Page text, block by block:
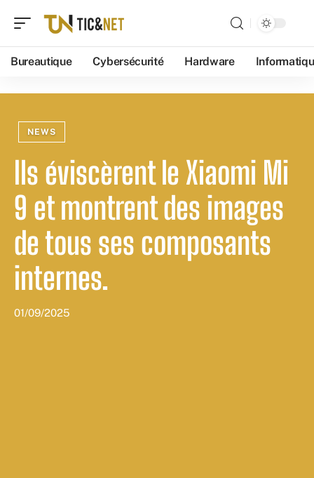
Bureautique Cybersécurité Hardware
NEWS
Ils éviscèrent le Xiaomi Mi
9 et montrent des images
de tous ses composants
internes.
01/09/2025